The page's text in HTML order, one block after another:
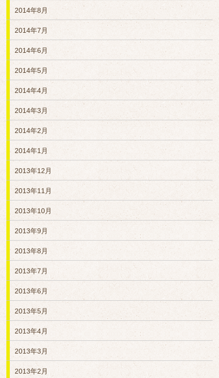
2014年8月
2014年7月
2014年6月
2014年5月
2014年4月
2014年3月
2014年2月
2014年1月
2013年12月
2013年11月
2013年10月
2013年9月
2013年8月
2013年7月
2013年6月
2013年5月
2013年4月
2013年3月
2013年2月